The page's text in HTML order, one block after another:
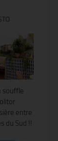
souffle
entre
du Sud !!